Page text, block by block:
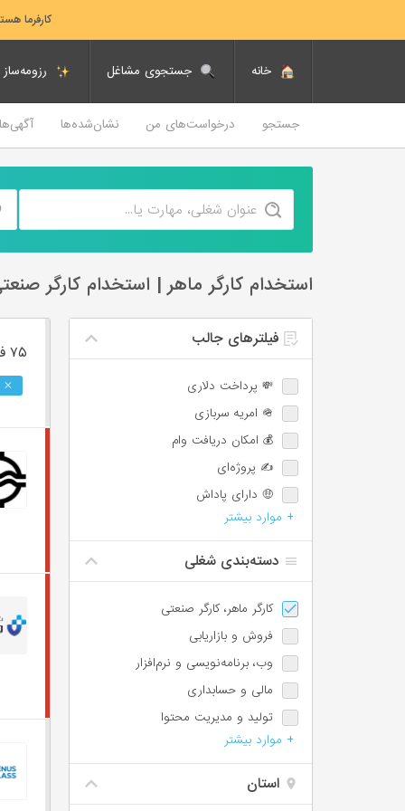
کارفرما
خانه جستجوی مشاغل رزومه‌ساز
جستجو درخواست‌های من نشان‌شده‌ها
استخدام کارگر ماهر | استخدام کارگر
💸 پرداخت دلاری
🪖 امریه سربازی
💰 امکان دریافت وام
✍️ پروژه‌ای
🤑 دارای پاداش
💯 دارای پورسانت
📈 امکان ترفیع شغلی
🕐 پاره‌وقت
♿️ امکان استخدام معلولین
⏱️ ساعت کاری شناور
🩺 بیمه تکمیلی
📊 سهام تشویقی
✈️ سفر کاری
+ موارد بیشتر
کارگر ماهر، کارگر صنعتی
فروش و بازاریابی
وب،‌ برنامه‌نویسی و نرم‌افزار
مالی و حسابداری
تولید و مدیریت محتوا
دیجیتال مارکتینگ
+ موارد بیشتر
۷۵ فرصت ‌شغلی